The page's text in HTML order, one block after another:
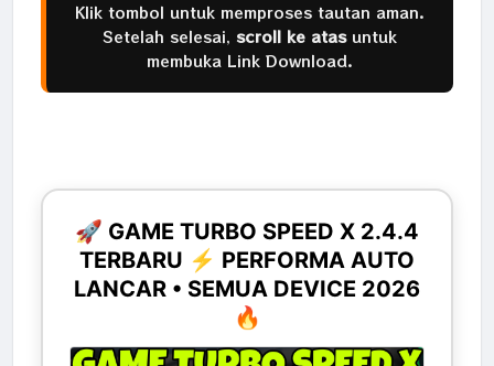
Klik tombol untuk memproses tautan aman.
Setelah selesai, scroll ke atasuntuk
membuka Link Download.
🚀 GAME TURBO SPEED X 2.4.4
TERBARU ⚡ PERFORMA AUTO
LANCAR • SEMUA DEVICE 2026
🔥